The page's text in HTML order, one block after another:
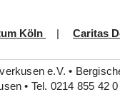
Köln | Caritas
e.V. •
• Tel. 0214 855 42 0